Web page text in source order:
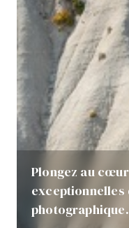
Plongez au
exceptionnelles
photographique.